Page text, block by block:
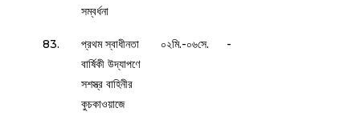
সম্বর্ধনা
83.
প্রথম স্বাধীনতা
বার্ষিকী উদ্‌যাপণে
সশস্ত্র বাহিনীর
কুচকাওয়াজে
০২মি.-০৬সে. -